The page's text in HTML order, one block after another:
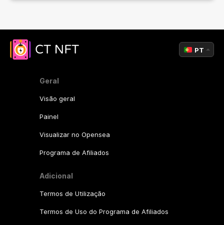
Geral
Visão geral
Painel
Visualizar no Opensea
Programa de Afiliados
Adicional
Termos de Utilização
Termos de Uso do Programa de Afiliados
PT